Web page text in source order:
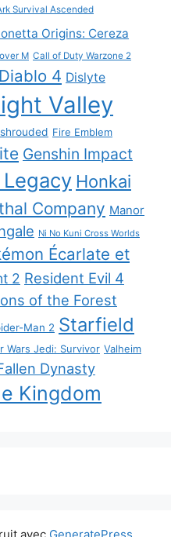
Survival Ascended
Origins: Cereza
M Call of Duty Warzone 2
Diablo 4 Dislyte
Valley
Fire Emblem
Genshin Impact
Honkai
Company Manor
Ni No Kuni Cross Worlds
Écarlate et
2 Resident Evil 4
of the Forest
Man 2 Starfield
Wars Jedi: Survivor Valheim
Dynasty
Kingdom